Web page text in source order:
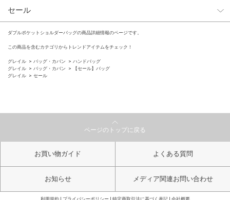
セール
ダブルポケットショルダーバッグの商品詳細情報のページです。
この商品を含むカテゴリからトレンドアイテムをチェック！
グレイル バッグ・カバン
ハンドバッグ
グレイル
バッグ・カバン
【セール】バッグ
グレイル
セール
ページのトップに戻る
お買い物ガイド よくある質問
お知らせ メディア関連お問い合わせ
利用規約 プライバシーポリシー 特定商取引法に基づく表記 会社概要